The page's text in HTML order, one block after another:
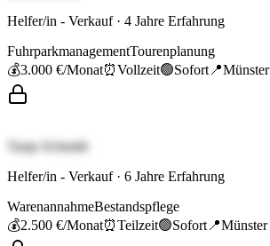
Helfer/in - Verkauf· 4 Jahre Erfahrung
FuhrparkmanagementTourenplanung
💰3.000 €/Monat⏰Vollzeit🟢Sofort 📍Münster
Tanja Schmidt
Helfer/in - Verkauf· 6 Jahre Erfahrung
WarenannahmeBestandspflege
💰2.500 €/Monat⏰Teilzeit🟢Sofort 📍Münster